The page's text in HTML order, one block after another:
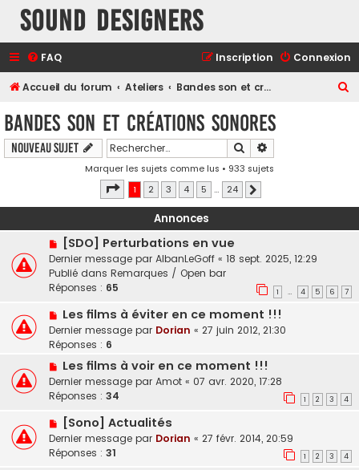
Sound Designers
FAQ Connexion
Inscription
Accueil du forum Ateliers Bandes son et créations sonores
c
h
Bandes son et créations sonores
Nouveau sujet Rechercher
Marquer les sujets comme lus • 933 sujets
Page
1sur24
1 2 3 4 5 … 24
Annonces
[SDO] Perturbations en vue
Dernier message par AlbanLeGoff « 18 sept. 2025, 12:29
Publié dans Remarques / Open bar
Réponses : 65 1 … 4 5 6 7
Les films à éviter en ce moment !!!
Dernier message par Dorian « 27 juin 2012, 21:30
Réponses : 6
Les films à voir en ce moment !!!
Dernier message par Amot « 07 avr. 2020, 17:28
Réponses : 34 1 2 3 4
[Sono] Actualités
Dernier message par Dorian « 27 févr. 2014, 20:59
Réponses : 31 1 2 3 4